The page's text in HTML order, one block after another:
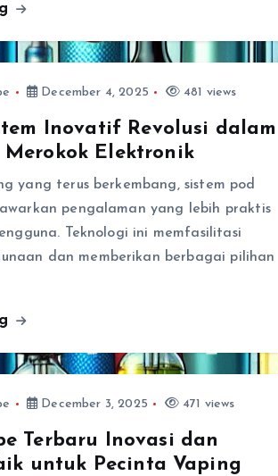
December 4, 2025 481 views
Inovatif Revolusi dalam
Merokok Elektronik
yang terus berkembang, sistem pod
pengalaman yang lebih praktis
Teknologi ini memfasilitasi
dan memberikan berbagai pilihan
December 3, 2025 471 views
Terbaru Inovasi dan
untuk Pecinta Vaping